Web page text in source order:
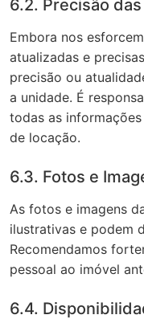
6.2. Precisão
Embora nos
atualizadas e
precisão ou
a unidade. É
todas as
de locação.
6.3. Fotos e
As fotos e imagens
ilustrativas e podem
Recomendamos
pessoal ao imóvel
6.4.